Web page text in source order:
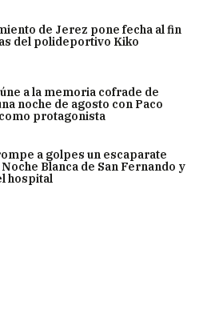
de Jerez pone fecha al fin
del polideportivo Kiko
a la memoria cofrade de
noche de agosto con Paco
protagonista
a golpes un escaparate
Blanca de San Fernando y
hospital